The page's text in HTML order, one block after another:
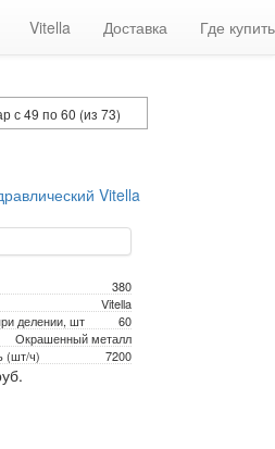
Vitella Доставка Где купить
с 49 по 60 (из 73)
Vitella
380
Vitella
делении, шт
60
Окрашенный металл
(шт/ч)
7200